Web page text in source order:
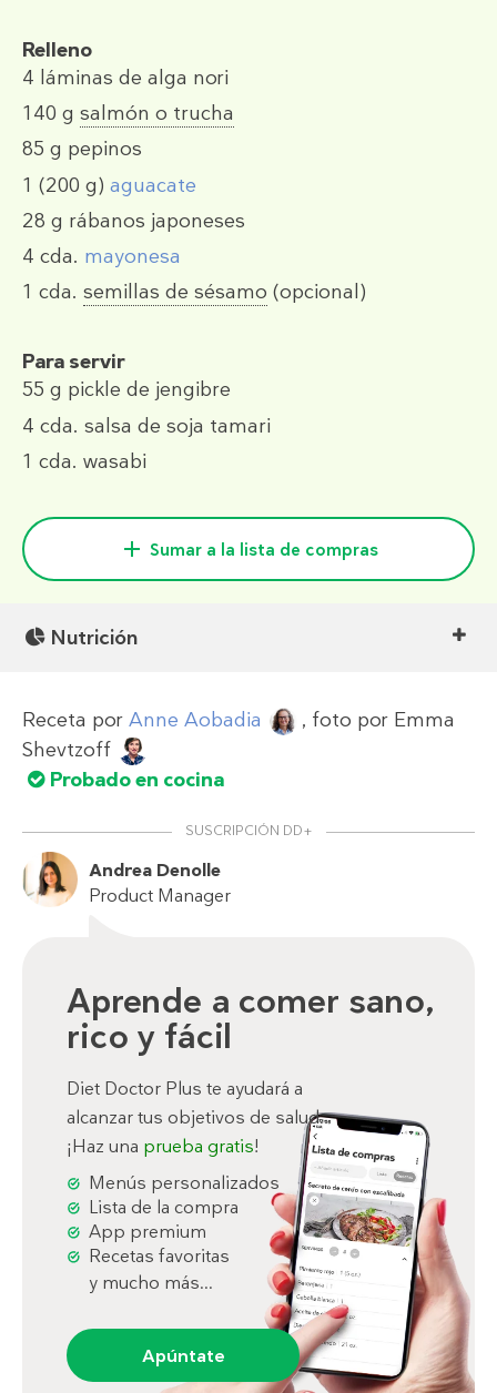
Relleno
4 láminas de alga nori
140 g salmón o trucha
85 g pepinos
1 (200 g) aguacate
28 g rábanos japoneses
4 cda. mayonesa
1 cda. semillas de sésamo (opcional)
Para servir
55 g pickle de jengibre
4 cda. salsa de soja tamari
1 cda. wasabi
Sumar a la lista de compras
Nutrición
Receta por Anne Aobadia , foto por Emma
Shevtzoff
Probado en cocina
SUSCRIPCIÓN DD+
Andrea Denolle
Product Manager
Aprende a comer sano,
rico y fácil
Diet Doctor Plus te ayudará a
alcanzar tus objetivos de salud.
¡Haz una prueba gratis!
Menús personalizados
Lista de la compra
App premium
Recetas favoritas
y mucho más...
Apúntate